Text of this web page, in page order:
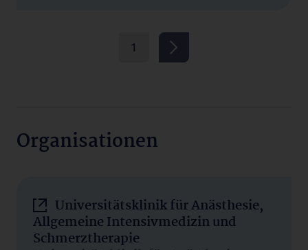
1
Organisationen
Universitätsklinik für Anästhesie,
Allgemeine Intensivmedizin und
Schmerztherapie